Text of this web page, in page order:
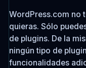
WordPress.com no
quieras. Sólo
de plugins. De la
ningún tipo de
funcionalidades